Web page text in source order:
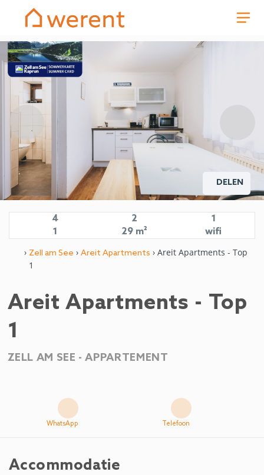
DELEN
4 2
1
1
29 m²
wifi
› Zell am See › Areit Apartments › Areit Apartments - Top
1
Areit Apartments - Top
1
ZELL AM SEE -APPARTEMENT
WhatsApp Telefoon
Accommodatie